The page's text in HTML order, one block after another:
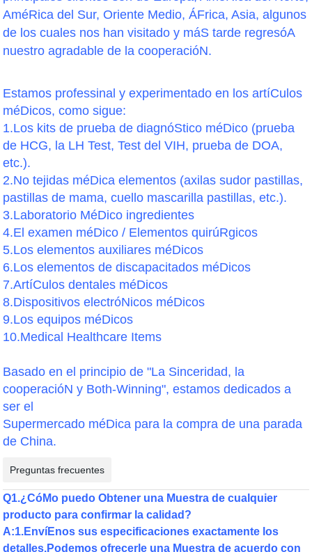
AméRica del Sur, Oriente Medio, ÁFrica, Asia, algunos
de los cuales nos han visitado y máS tarde regresóA
nuestro agradable de la cooperacióN.
Estamos professinal y experimentado en los artíCulos
méDicos, como sigue:
1.Los kits de prueba de diagnóStico méDico (prueba
de HCG, la LH Test, Test del VIH, prueba de DOA,
etc.).
2.No tejidas méDica elementos (axilas sudor pastillas,
pastillas de mama, cuello mascarilla pastillas, etc.).
3.Laboratorio MéDico ingredientes
4.El examen méDico / Elementos quirúRgicos
5.Los elementos auxiliares méDicos
6.Los elementos de discapacitados méDicos
7.ArtíCulos dentales méDicos
8.Dispositivos electróNicos méDicos
9.Los equipos méDicos
10.Medical Healthcare Items
Basado en el principio de "La Sinceridad, la
cooperacióN y Both-Winning", estamos dedicados a
ser el
Supermercado méDica para la compra de una parada
de China.
Preguntas frecuentes
Q1.¿CóMo puedo Obtener una Muestra de cualquier
producto para confirmar la calidad?
A:1.EnvíEnos sus especificaciones exactamente los
detalles.Podemos ofrecerle una Muestra de acuerdo con